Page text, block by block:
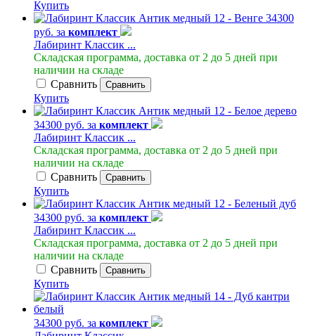
Купить
34300
руб. за комплект
Лабиринт Классик ...
Складская программа, доставка от 2 до 5 дней при
наличии на складе
Сравнить
Сравнить
Купить
34300 руб. за комплект
Лабиринт Классик ...
Складская программа, доставка от 2 до 5 дней при
наличии на складе
Сравнить
Сравнить
Купить
34300 руб. за комплект
Лабиринт Классик ...
Складская программа, доставка от 2 до 5 дней при
наличии на складе
Сравнить
Сравнить
Купить
34300 руб. за комплект